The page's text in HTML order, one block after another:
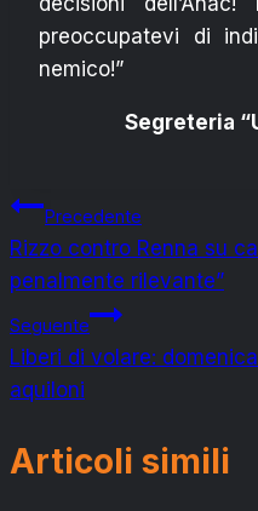
preoccupatevi di
nemico!”
Segreteria
Navigazione
articoli
Precedente
Rizzo contro Renna su
penalmente rilevante”
Seguente
Liberi di volare:
aquiloni
Articoli simili